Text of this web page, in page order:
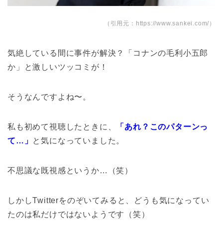
（引用元：https://www.sankei.com/）
気絶している間に事件が解決？「コナンの毛利小五郎
か」と激しいツッコミが！
そうなんですよね〜。
私も初めて視聴したときに、
「あれ？このパターンっ
て…」 と気になっていました。
不思議な既視感というか…（笑）
しかしTwitterをのぞいてみると、どうも気になってい
たのは私だけではないようです（笑）